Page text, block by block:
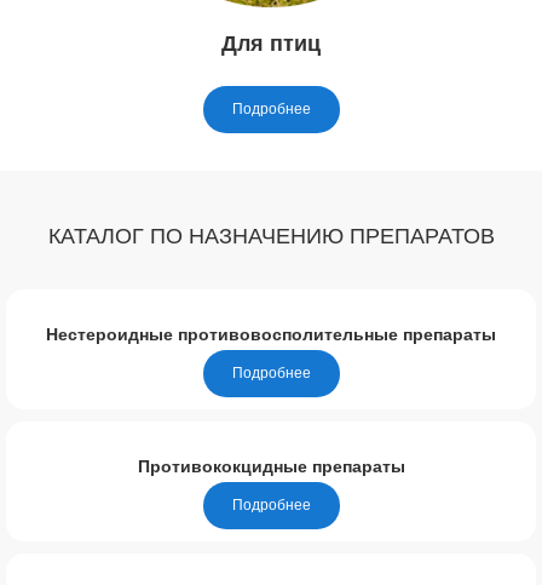
Для птиц
Подробнее
КАТАЛОГ ПО НАЗНАЧЕНИЮ ПРЕПАРАТОВ
Нестероидные противовосполительные препараты
Подробнее
Противококцидные препараты
Подробнее